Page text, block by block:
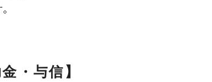
・与信】